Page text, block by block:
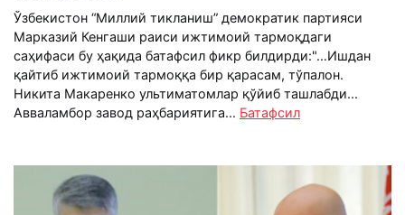
Ўзбекистон “Миллий тикланиш” демократик партияси
Марказий Кенгаши раиси ижтимоий тармоқдаги
саҳифаси бу ҳақида батафсил фикр билдирди:"…Ишдан
қайтиб ижтимоий тармоққа бир қарасам, тўпалон.
Никита Макаренко ультиматомлар қўйиб ташлабди...
Авваламбор завод раҳбариятига... Батафсил